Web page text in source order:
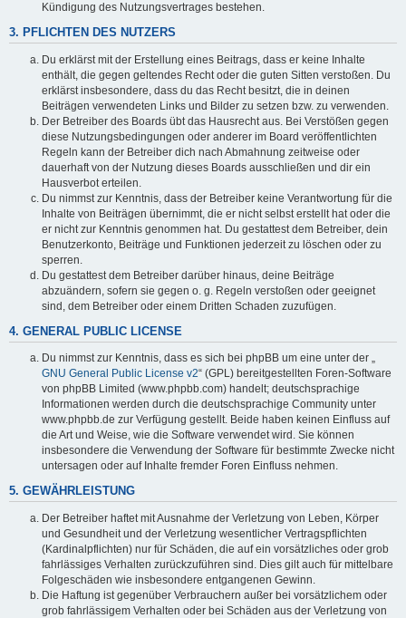
Kündigung des Nutzungsvertrages bestehen.
3. PFLICHTEN DES NUTZERS
Du erklärst mit der Erstellung eines Beitrags, dass er keine Inhalte
enthält, die gegen geltendes Recht oder die guten Sitten verstoßen. Du
erklärst insbesondere, dass du das Recht besitzt, die in deinen
Beiträgen verwendeten Links und Bilder zu setzen bzw. zu verwenden.
Der Betreiber des Boards übt das Hausrecht aus. Bei Verstößen gegen
diese Nutzungsbedingungen oder anderer im Board veröffentlichten
Regeln kann der Betreiber dich nach Abmahnung zeitweise oder
dauerhaft von der Nutzung dieses Boards ausschließen und dir ein
Hausverbot erteilen.
Du nimmst zur Kenntnis, dass der Betreiber keine Verantwortung für die
Inhalte von Beiträgen übernimmt, die er nicht selbst erstellt hat oder die
er nicht zur Kenntnis genommen hat. Du gestattest dem Betreiber, dein
Benutzerkonto, Beiträge und Funktionen jederzeit zu löschen oder zu
sperren.
Du gestattest dem Betreiber darüber hinaus, deine Beiträge
abzuändern, sofern sie gegen o. g. Regeln verstoßen oder geeignet
sind, dem Betreiber oder einem Dritten Schaden zuzufügen.
4. GENERAL PUBLIC LICENSE
Du nimmst zur Kenntnis, dass es sich bei phpBB um eine unter der „
GNU General Public License v2“ (GPL) bereitgestellten Foren-Software
von phpBB Limited (www.phpbb.com) handelt; deutschsprachige
Informationen werden durch die deutschsprachige Community unter
www.phpbb.de zur Verfügung gestellt. Beide haben keinen Einfluss auf
die Art und Weise, wie die Software verwendet wird. Sie können
insbesondere die Verwendung der Software für bestimmte Zwecke nicht
untersagen oder auf Inhalte fremder Foren Einfluss nehmen.
5. GEWÄHRLEISTUNG
Der Betreiber haftet mit Ausnahme der Verletzung von Leben, Körper
und Gesundheit und der Verletzung wesentlicher Vertragspflichten
(Kardinalpflichten) nur für Schäden, die auf ein vorsätzliches oder grob
fahrlässiges Verhalten zurückzuführen sind. Dies gilt auch für mittelbare
Folgeschäden wie insbesondere entgangenen Gewinn.
Die Haftung ist gegenüber Verbrauchern außer bei vorsätzlichem oder
grob fahrlässigem Verhalten oder bei Schäden aus der Verletzung von